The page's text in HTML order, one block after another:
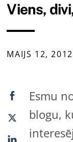
Viens,
MAIJS 12,2012
Esmu
blogu,